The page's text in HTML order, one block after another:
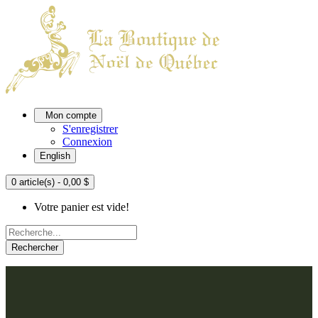
Mon compte
S'enregistrer
Connexion
English
0 article(s) - 0,00 $
Votre panier est vide!
Rechercher